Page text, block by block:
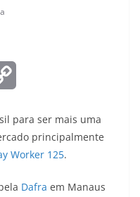
p
y
L
para ser mais uma
principalmente
Worker 125.
Dafra em Manaus